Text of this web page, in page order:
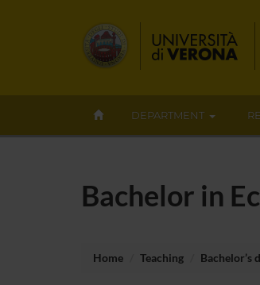
DEPARTMENT
Bachelor in
Home Teaching Bachelor’s